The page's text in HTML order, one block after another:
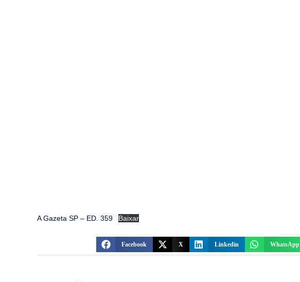
A Gazeta SP – ED. 359 Baixar
Facebook X Linkedin WhatsApp